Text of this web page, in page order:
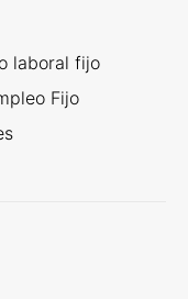
laboral fijo
Fijo